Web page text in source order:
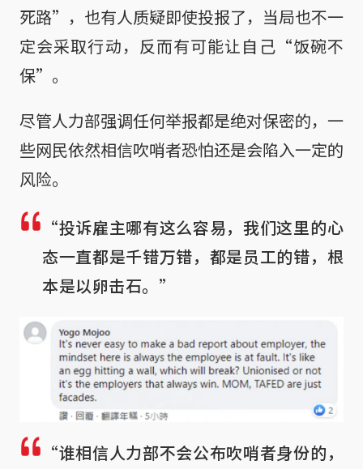
死路”，也有人质疑即使投报了，当局也不一
定会采取行动，反而有可能让自己“饭碗不
保”。
尽管人力部强调任何举报都是绝对保密的，一
些网民依然相信吹哨者恐怕还是会陷入一定的
风险。
“投诉雇主哪有这么容易，我们这里的心
态一直都是千错万错，都是员工的错，根
本是以卵击石。”
“谁相信人力部不会公布吹哨者身份的，